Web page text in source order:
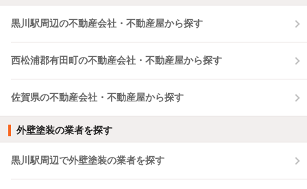
黒川駅周辺の不動産会社・不動産屋から探す
西松浦郡有田町の不動産会社・不動産屋から探す
佐賀県の不動産会社・不動産屋から探す
外壁塗装の業者を探す
黒川駅周辺で外壁塗装の業者を探す